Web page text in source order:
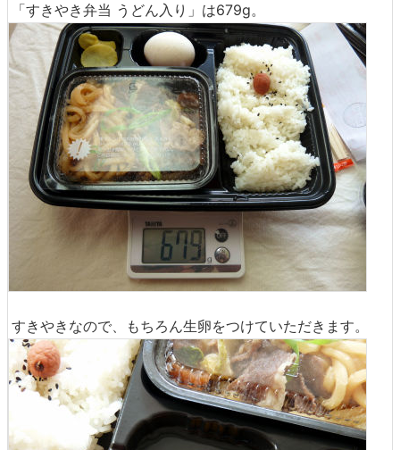
「すきやき弁当 うどん入り」は679g。
すきやきなので、もちろん生卵をつけていただきます。